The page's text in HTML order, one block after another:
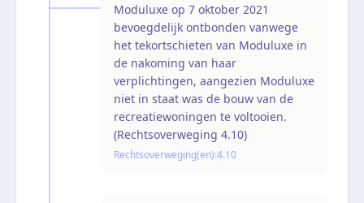
Moduluxe op 7 oktober 2021
bevoegdelijk ontbonden vanwege
het tekortschieten van Moduluxe in
de nakoming van haar
verplichtingen, aangezien Moduluxe
niet in staat was de bouw van de
recreatiewoningen te voltooien.
(Rechtsoverweging 4.10)
Rechtsoverweging(en):4.10